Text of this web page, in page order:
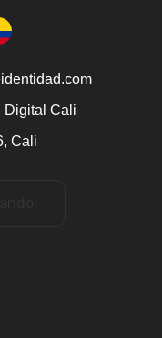
Digital Cali
Cali